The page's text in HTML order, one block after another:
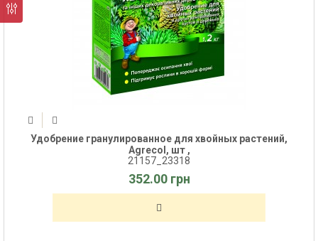
Удобрение гранулированное для хвойных растений,
Agrecol, шт ,
21157_23318
352.00 грн